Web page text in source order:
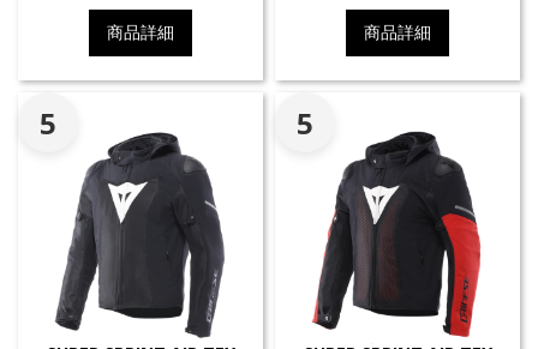
ット、EN17092クラスA認証、パ
ンツと接続可能なファスナーを
備えています。
商品詳細 商品詳細
5 5